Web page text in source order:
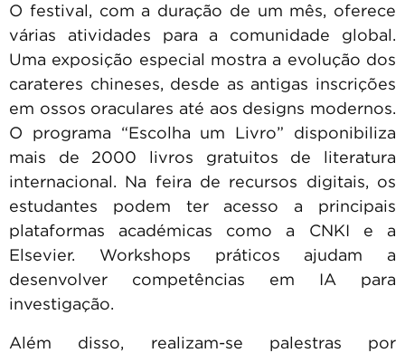
O festival, com a duração de um mês, oferece
várias atividades para a comunidade global.
Uma exposição especial mostra a evolução dos
carateres chineses, desde as antigas inscrições
em ossos oraculares até aos designs modernos.
O programa “Escolha um Livro” disponibiliza
mais de 2000 livros gratuitos de literatura
internacional. Na feira de recursos digitais, os
estudantes podem ter acesso a principais
plataformas académicas como a CNKI e a
Elsevier. Workshops práticos ajudam a
desenvolver competências em IA para
investigação.
Além disso, realizam-se palestras por